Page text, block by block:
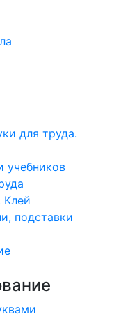
для труда.
учебников
Клей
подставки